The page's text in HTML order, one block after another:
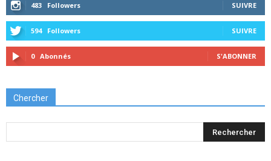
483 Followers SUIVRE
594 Followers SUIVRE
0 Abonnés S'ABONNER
Chercher